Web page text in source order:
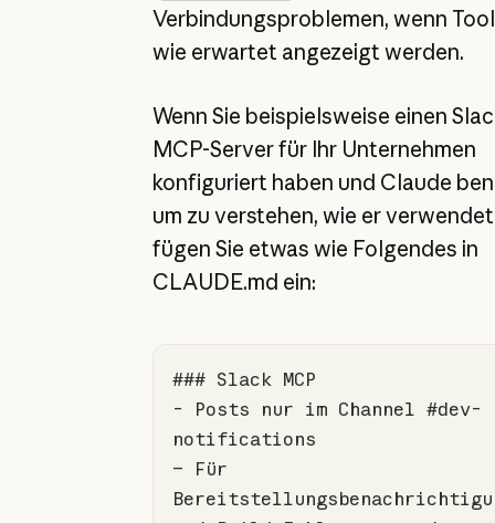
Verbindungsproblemen, wenn
wie erwartet angezeigt werden.
Wenn Sie beispielsweise einen
MCP-Server für Ihr Unternehmen
konfiguriert haben und Claude
um zu verstehen, wie er
fügen Sie etwas wie Folgendes in
CLAUDE.md ein:
### Slack MCP
- Posts nur im Channel #dev-
– Für